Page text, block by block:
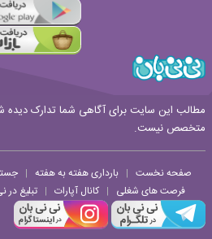
مطالب این سایت برای آگاهی شما تدارک دیده
متخصص نیست.
صفحه نخست | بارداری هفته به هفته |
فرصت های شغلی | کانال آپارات | تبلیغ در